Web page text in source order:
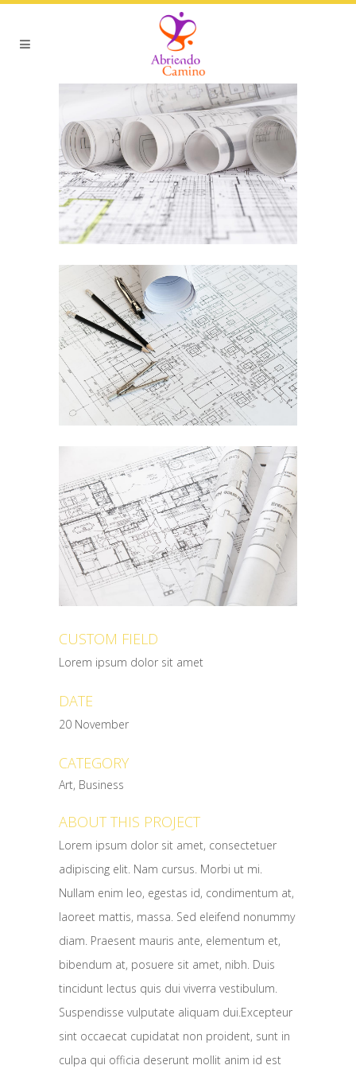
CUSTOM FIELD
Lorem ipsum dolor sit amet
DATE
20 November
CATEGORY
Art, Business
ABOUT THIS PROJECT
Lorem ipsum dolor sit amet, consectetuer
adipiscing elit. Nam cursus. Morbi ut mi.
Nullam enim leo, egestas id, condimentum at,
laoreet mattis, massa. Sed eleifend nonummy
diam. Praesent mauris ante, elementum et,
bibendum at, posuere sit amet, nibh. Duis
tincidunt lectus quis dui viverra vestibulum.
Suspendisse vulputate aliquam dui.Excepteur
sint occaecat cupidatat non proident, sunt in
culpa qui officia deserunt mollit anim id est